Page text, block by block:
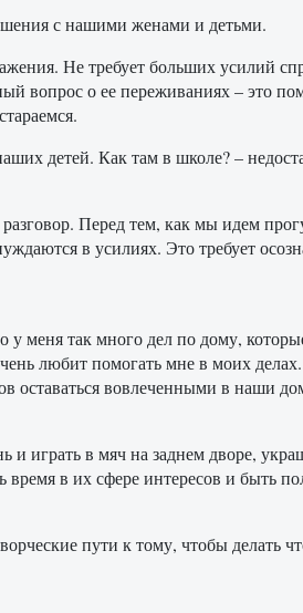
с нашими женами и детьми.
Не требует больших усилий
вопрос о ее переживаниях – это
детей. Как там в школе? –
Перед тем, как мы идем
в усилиях. Это требует
у меня так много дел по дому,
любит помогать мне в моих
оставаться вовлеченными в наши
играть в мяч на заднем дворе,
в их сфере интересов и быть
пути к тому, чтобы делать